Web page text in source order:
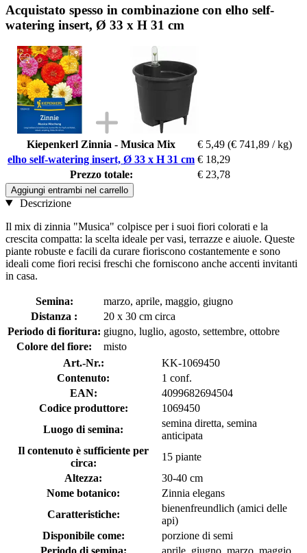
Acquistato spesso in combinazione con elho self-
watering insert, Ø 33 x H 31 cm
Kiepenkerl Zinnia - Musica Mix € 5,49 (€ 741,89 / kg)
elho self-watering insert, Ø 33 x H 31 cm € 18,29
Prezzo totale:
€ 23,78
Aggiungi entrambi nel carrello
Descrizione
Il mix di zinnia "Musica" colpisce per i suoi fiori colorati e la
crescita compatta: la scelta ideale per vasi, terrazze e aiuole. Queste
piante robuste e facili da curare fioriscono costantemente e sono
ideali come fiori recisi freschi che forniscono anche accenti invitanti
in casa.
Semina:
marzo, aprile, maggio, giugno
Distanza :
20 x 30 cm circa
Periodo di fioritura: giugno, luglio, agosto, settembre, ottobre
Colore del fiore:
misto
Art.-Nr.:
KK-1069450
Contenuto:
1 conf.
EAN:
4099682694504
Codice produttore:
1069450
Luogo di semina:
semina diretta, semina
anticipata
Il contenuto è sufficiente per
circa:
15 piante
Altezza:
30-40 cm
Nome botanico:
Zinnia elegans
Caratteristiche:
bienenfreundlich (amici delle
api)
Disponibile come:
porzione di semi
Periodo di semina:
aprile, giugno, marzo, maggio